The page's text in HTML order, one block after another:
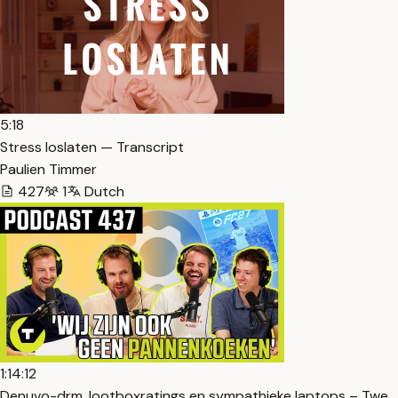
5:18
Stress loslaten — Transcript
Paulien Timmer
427
1 Dutch
1:14:12